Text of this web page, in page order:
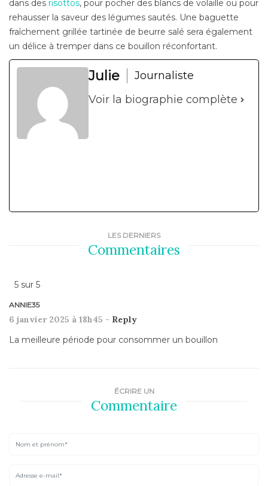
dans des risottos, pour pocher des blancs de volaille ou pour
rehausser la saveur des légumes sautés. Une baguette
fraîchement grillée tartinée de beurre salé sera également
un délice à tremper dans ce bouillon réconfortant.
Julie
Journaliste
Voir la biographie complète
LES DERNIERS
Commentaires
5 sur 5
ANNIE35
6 janvier 2025 à 18h45 - Reply
La meilleure période pour consommer un bouillon
ÉCRIRE UN
Commentaire